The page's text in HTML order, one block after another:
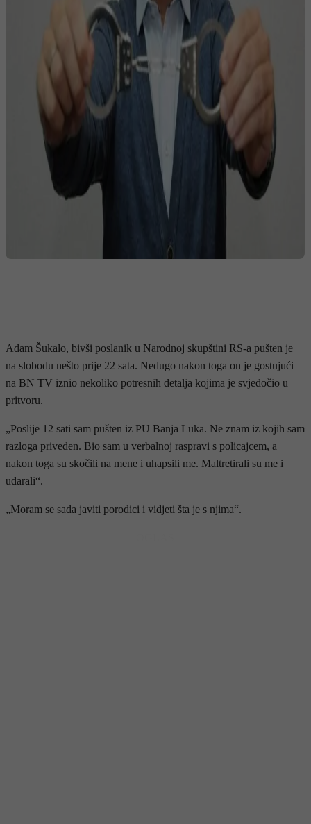
Adam Šukalo, bivši poslanik u Narodnoj skupštini RS-a pušten je
na slobodu nešto prije 22 sata. Nedugo nakon toga on je gostujući
na BN TV iznio nekoliko potresnih detalja kojima je svjedočio u
pritvoru.
„Poslije 12 sati sam pušten iz PU Banja Luka. Ne znam iz kojih sam
razloga priveden. Bio sam u verbalnoj raspravi s policajcem, a
nakon toga su skočili na mene i uhapsili me. Maltretirali su me i
udarali“.
„Moram se sada javiti porodici i vidjeti šta je s njima“.